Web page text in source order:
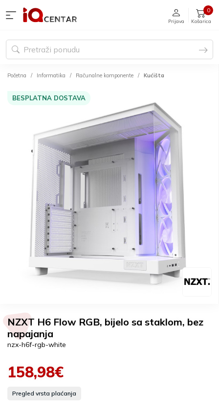
Prijava Košarica
0
Početna Informatika Računalne komponente Kućišta
BESPLATNA DOSTAVA
NZXT H6 Flow RGB, bijelo sa staklom, bez
napajanja
nzx-h6f-rgb-white
158,98€
Pregled vrsta plaćanja